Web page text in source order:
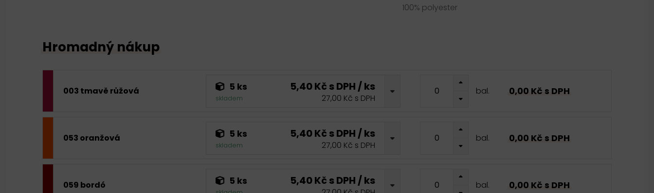
100% polyester
Hromadný nákup
003 tmavě růžová 5 ks
skladem
5,40 Kč s DPH / ks
27,00 Kč s DPH
bal. 0,00 Kč s DPH
053 oranžová 5 ks
skladem
5,40 Kč s DPH / ks
27,00 Kč s DPH
bal. 0,00 Kč s DPH
059 bordó 5 ks 5,40 Kč s DPH / ks bal. 0,00 Kč s DPH